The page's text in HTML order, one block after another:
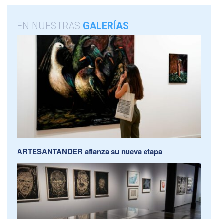
EN NUESTRAS GALERÍAS
ARTESANTANDER afianza su nueva etapa